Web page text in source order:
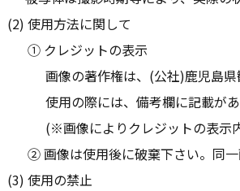
使用方法に関して
① クレジットの表示
画像の著作権は、(公社)鹿児島県
使用の際には、備考欄に記載が
(※画像によりクレジットの表示
② 画像は使用後に破棄下さい。同一
使用の禁止